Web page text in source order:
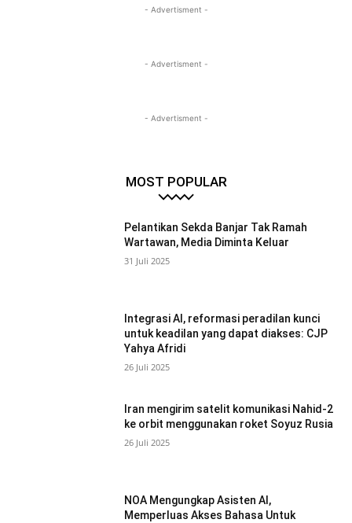
- Advertisment -
- Advertisment -
- Advertisment -
MOST POPULAR
Pelantikan Sekda Banjar Tak Ramah
Wartawan, Media Diminta Keluar
31 Juli 2025
Integrasi AI, reformasi peradilan kunci
untuk keadilan yang dapat diakses: CJP
Yahya Afridi
26 Juli 2025
Iran mengirim satelit komunikasi Nahid-2
ke orbit menggunakan roket Soyuz Rusia
26 Juli 2025
NOA Mengungkap Asisten AI,
Memperluas Akses Bahasa Untuk